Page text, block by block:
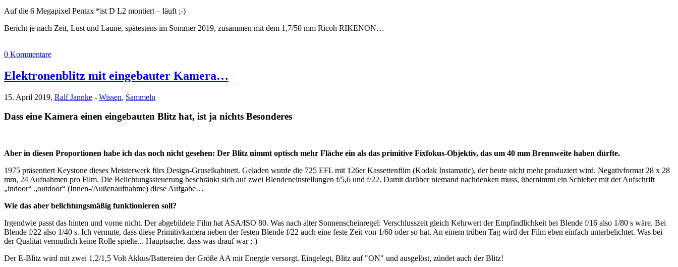
Auf die 6 Megapixel Pentax *ist D L2 montiert – läuft ;-)
Bericht je nach Zeit, Lust und Laune, spätestens im Sommer 2019, zusammen mit dem 1,7/50 mm Ricoh RIKENON…
0 Kommentare
Elektronenblitz mit eingebauter Kamera…
15. April 2019, Ralf Jannke - Wissen, Sammeln
Dass eine Kamera einen eingebauten Blitz hat, ist ja nichts Besonderes
Aber in diesen Proportionen habe ich das noch nicht gesehen: Der Blitz nimmt optisch mehr Fläche ein als das primitive Fixfokus-Objektiv, das um 40 mm Brennweite haben dürfte.
1975 präsentiert Keystone dieses Meisterwerk fürs Design-Gruselkabinett. Geladen wurde die 725 EFL mit 126er Kassettenfilm (Kodak Instamatic), der heute nicht mehr produziert wird. Negativformat 28 x 28
mm, 24 Aufnahmen pro Film. Die Belichtungssteuerung beschränkt sich auf zwei Blendeneinstellungen f/5,6 und f/22. Damit darüber niemand nachdenken muss, übernimmt ein Schieber mit der Aufschrift
„indoor“ „outdoor“ (Innen-/Außenaufnahme) diese Aufgabe…
Wie das aber belichtungsmäßig funktionieren soll?
Irgendwie passt das hinten und vorne nicht. Der abgebildete Film hat ASA/ISO 80. Was nach alter Sonnenscheinregel: Verschlusszeit gleich Kehrwert der Empfindlichkeit bei Blende f/16 also 1/80 s wäre. Bei
Blende f/22 also 1/40 s. Ich vermute, dass diese Primitivkamera neben der festen Blende f/22 auch eine feste Zeit von 1/60 oder so hat. An einem trüben Tag wird der Film eben einfach unterbelichtet. Was bei
der Qualität vermutlich keine Rolle spielte... Hauptsache, dass was drauf war ;-)
Der E-Blitz wird mit zwei 1,2/1,5 Volt Akkus/Battereien der Größe AA mit Energie versorgt. Eingelegt, Blitz auf "ON" und ausgelöst, zündet auch der Blitz!